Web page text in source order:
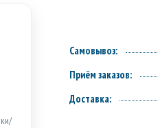
Самовывоз:
Приём заказов:
Доставка: